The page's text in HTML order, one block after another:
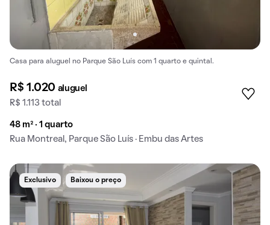
Casa para aluguel no Parque São Luís com 1 quarto e quintal.
R$ 1.020 aluguel
R$ 1.113 total
48 m² · 1 quarto
Rua Montreal, Parque São Luís · Embu das Artes
Exclusivo Baixou o preço